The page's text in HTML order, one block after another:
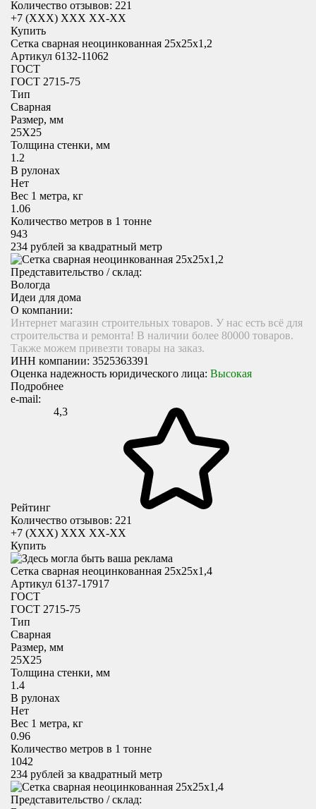
Количество отзывов: 221
+7 (XXX) ХХХ ХХ-ХХ
Купить
Сетка сварная неоцинкованная 25х25х1,2
Артикул 6132-11062
ГОСТ
ГОСТ 2715-75
Тип
Сварная
Размер, мм
25X25
Толщина стенки, мм
1.2
В рулонах
Нет
Вес 1 метра, кг
1.06
Количество метров в 1 тонне
943
234 рублей за квадратный метр
Представительство / склад:
Вологда
Идеи для дома
О компании:
Интернет магазин строительных товаров. У нас есть всё для
строительства и ремонта! В наличии более 80000 товаров.
Также можем привезти товары на заказ.
ИНН компании: 3525363391
Оценка надежность юридического лица: Высокая
Подробнее
e-mail:
Рейтинг
4,3
Количество отзывов: 221
+7 (XXX) ХХХ ХХ-ХХ
Купить
Сетка сварная неоцинкованная 25х25х1,4
Артикул 6137-17917
ГОСТ
ГОСТ 2715-75
Тип
Сварная
Размер, мм
25X25
Толщина стенки, мм
1.4
В рулонах
Нет
Вес 1 метра, кг
0.96
Количество метров в 1 тонне
1042
234 рублей за квадратный метр
Представительство / склад: